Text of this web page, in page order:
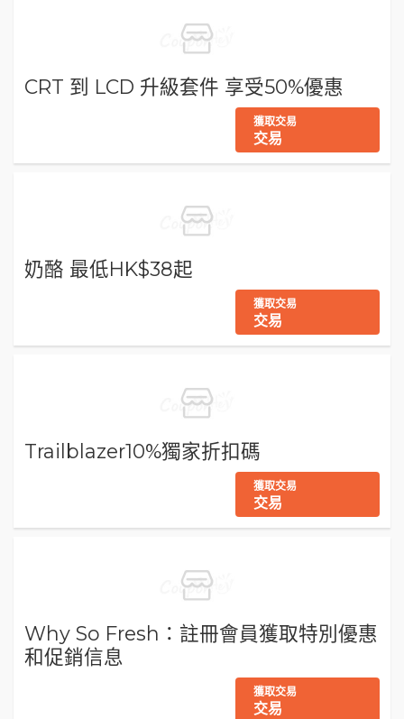
CRT 到 LCD 升級套件 享受50%優惠
獲取交易
交易
奶酪 最低HK$38起
獲取交易
交易
Trailblazer10%獨家折扣碼
獲取交易
交易
Why So Fresh：註冊會員獲取特別優惠
和促銷信息
獲取交易
交易